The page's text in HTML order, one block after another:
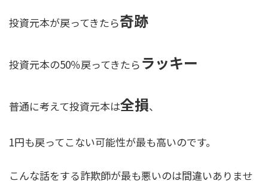
投資元本が戻ってきたら奇跡
投資元本の50％戻ってきたら ラッキー
普通に考えて投資元本は全損、
1円も戻ってこない可能性が最も高いのです。
こんな話をする詐欺師が最も悪いのは間違いありませ